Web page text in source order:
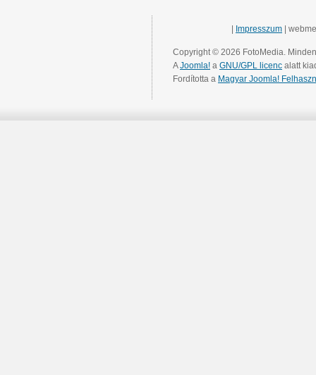
Impresszum |
Copyright © 2026 FotoMedia.
AJoomla! a GNU/GPL licenc alatt
Fordította a Magyar Joomla!